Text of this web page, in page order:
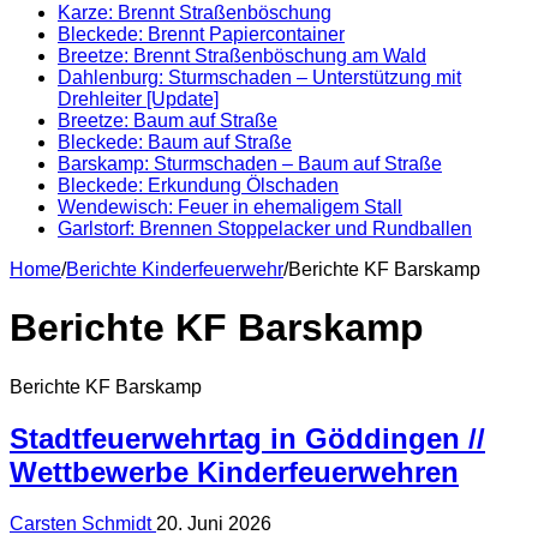
Karze: Brennt Straßenböschung
Bleckede: Brennt Papiercontainer
Breetze: Brennt Straßenböschung am Wald
Dahlenburg: Sturmschaden – Unterstützung mit
Drehleiter [Update]
Breetze: Baum auf Straße
Bleckede: Baum auf Straße
Barskamp: Sturmschaden – Baum auf Straße
Bleckede: Erkundung Ölschaden
Wendewisch: Feuer in ehemaligem Stall
Garlstorf: Brennen Stoppelacker und Rundballen
Home/Berichte Kinderfeuerwehr/Berichte KF Barskamp
Berichte KF Barskamp
Berichte KF Barskamp
Stadtfeuerwehrtag in Göddingen //
Wettbewerbe Kinderfeuerwehren
Carsten Schmidt 20. Juni 2026